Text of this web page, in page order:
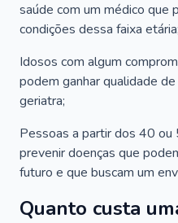
saúde com um médico que
condições dessa faixa etária;
Idosos com algum
podem ganhar qualidade
geriatra;
Pessoas a partir dos 40 ou
prevenir doenças que
futuro e que buscam um
Quanto custa